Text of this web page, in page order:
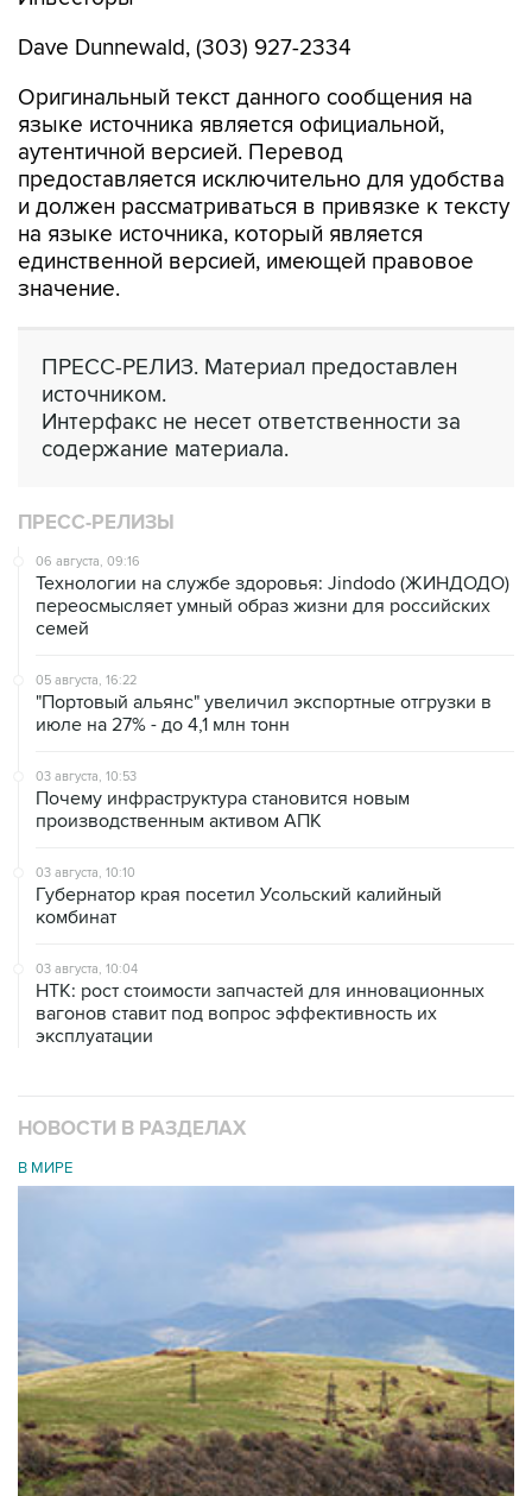
Dave Dunnewald, (303) 927-2334
Оригинальный текст данного сообщения на
языке источника является официальной,
аутентичной версией. Перевод
предоставляется исключительно для удобства
и должен рассматриваться в привязке к тексту
на языке источника, который является
единственной версией, имеющей правовое
значение.
ПРЕСС-РЕЛИЗ. Материал предоставлен
источником.
Интерфакс не несет ответственности за
содержание материала.
ПРЕСС-РЕЛИЗЫ
06 августа, 09:16
Технологии на службе здоровья: Jindodo (ЖИНДОДО)
переосмысляет умный образ жизни для российских
семей
05 августа, 16:22
"Портовый альянс" увеличил экспортные отгрузки в
июле на 27% - до 4,1 млн тонн
03 августа, 10:53
Почему инфраструктура становится новым
производственным активом АПК
03 августа, 10:10
Губернатор края посетил Усольский калийный
комбинат
03 августа, 10:04
НТК: рост стоимости запчастей для инновационных
вагонов ставит под вопрос эффективность их
эксплуатации
НОВОСТИ В РАЗДЕЛАХ
В МИРЕ